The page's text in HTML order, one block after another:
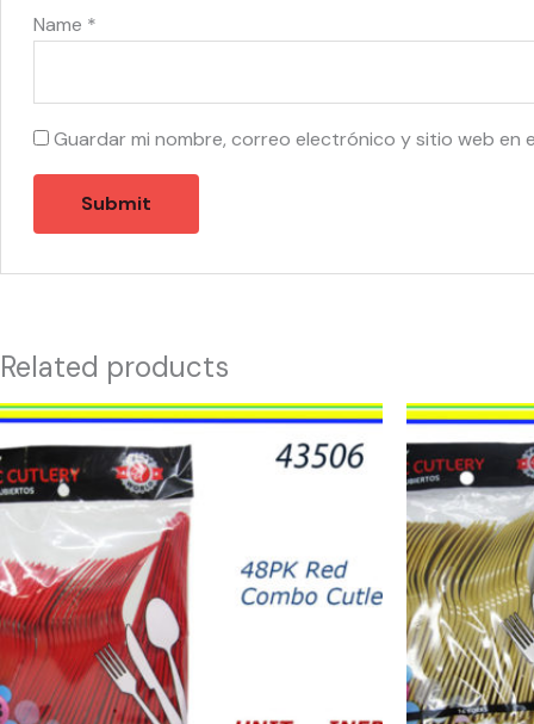
Name *
Guardar mi nombre, correo electrónico y sitio web en
Related products
43506
-
CUBIERTOS
COMBO
ROJOS
(48)
quantity
43509
-
CUBIERTOS
DORADOS
(48)
quantity